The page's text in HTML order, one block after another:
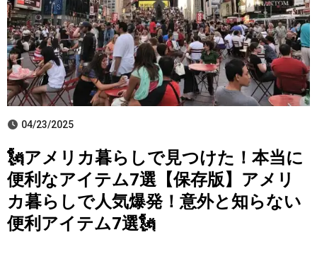
04/23/2025
🗽アメリカ暮らしで見つけた！本当に
便利なアイテム7選【保存版】アメリ
カ暮らしで人気爆発！意外と知らない
便利アイテム7選🗽